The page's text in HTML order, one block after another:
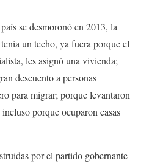
se desmoronó en 2013, la
un techo, ya fuera porque el
les asignó una vivienda;
descuento a personas
para migrar; porque levantaron
porque ocuparon casas
por el partido gobernante